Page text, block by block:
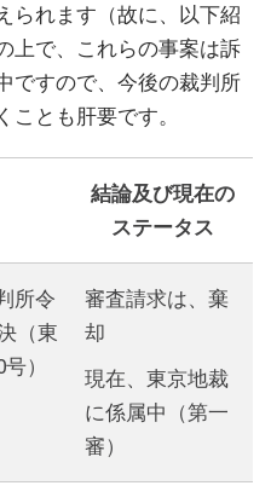
られます（故に、以下紹
上で、これらの事案は訴
ですので、今後の裁判所
とも肝要です。
結論及び現在の
ステータス
所令
（東
）
審査請求は、棄
却
現在、東京地裁
に係属中（第一
審）